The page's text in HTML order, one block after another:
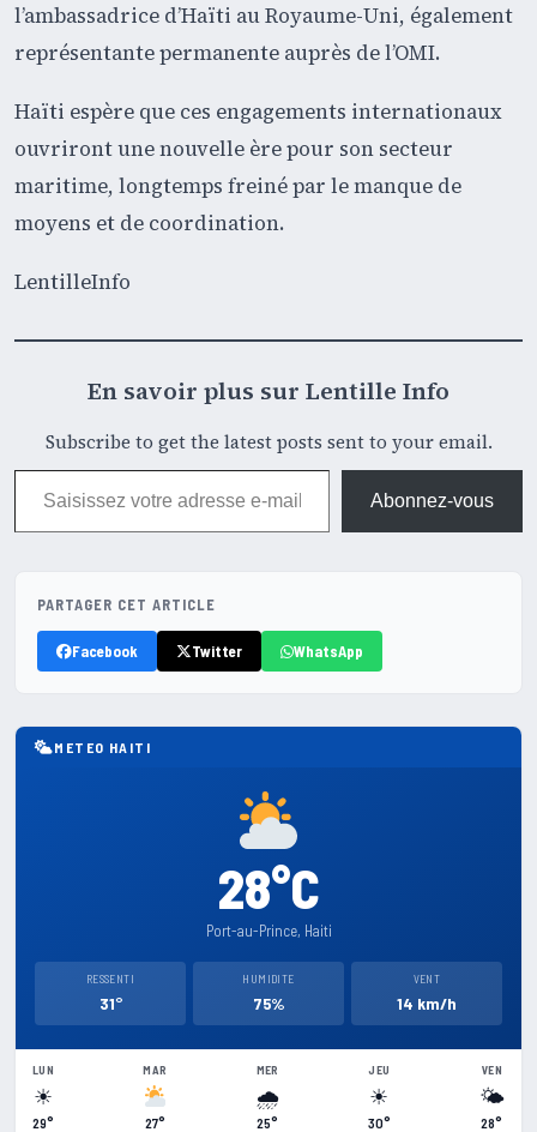
l’ambassadrice d’Haïti au Royaume-Uni, également
représentante permanente auprès de l’OMI.
Haïti espère que ces engagements internationaux
ouvriront une nouvelle ère pour son secteur
maritime, longtemps freiné par le manque de
moyens et de coordination.
LentilleInfo
En savoir plus sur Lentille Info
Subscribe to get the latest posts sent to your email.
Saisissez votre adresse e-mail…
Abonnez-vous
PARTAGER CET ARTICLE
Facebook Twitter WhatsApp
METEO HAITI
28°C
Port-au-Prince, Haiti
RESSENTI
31°
HUMIDITE
75%
VENT
14 km/h
LUN
☀
29°
MAR
27°
MER
🌧
25°
JEU
☀
30°
VEN
🌤
28°